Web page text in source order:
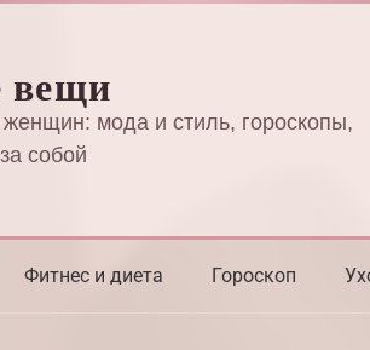
вещи
мода и стиль, гороскопы,
собой
Фитнес и диета Гороскоп